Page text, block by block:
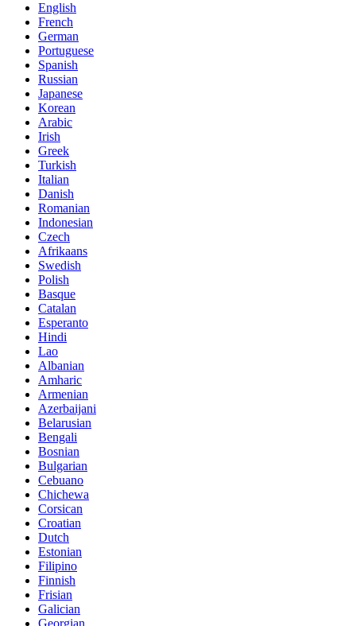
English
French
German
Portuguese
Spanish
Russian
Japanese
Korean
Arabic
Irish
Greek
Turkish
Italian
Danish
Romanian
Indonesian
Czech
Afrikaans
Swedish
Polish
Basque
Catalan
Esperanto
Hindi
Lao
Albanian
Amharic
Armenian
Azerbaijani
Belarusian
Bengali
Bosnian
Bulgarian
Cebuano
Chichewa
Corsican
Croatian
Dutch
Estonian
Filipino
Finnish
Frisian
Galician